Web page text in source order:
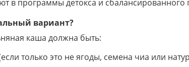
в программы детокса и сбалансированного
вариант?
каша должна быть:
только это не ягоды, семена чиа или